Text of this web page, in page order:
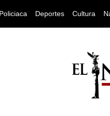
Policiaca Deportes Cultura